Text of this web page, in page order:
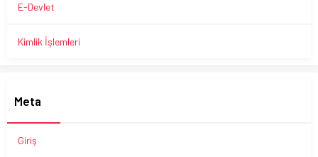
E-Devlet
Kimlik İşlemleri
Meta
Giriş